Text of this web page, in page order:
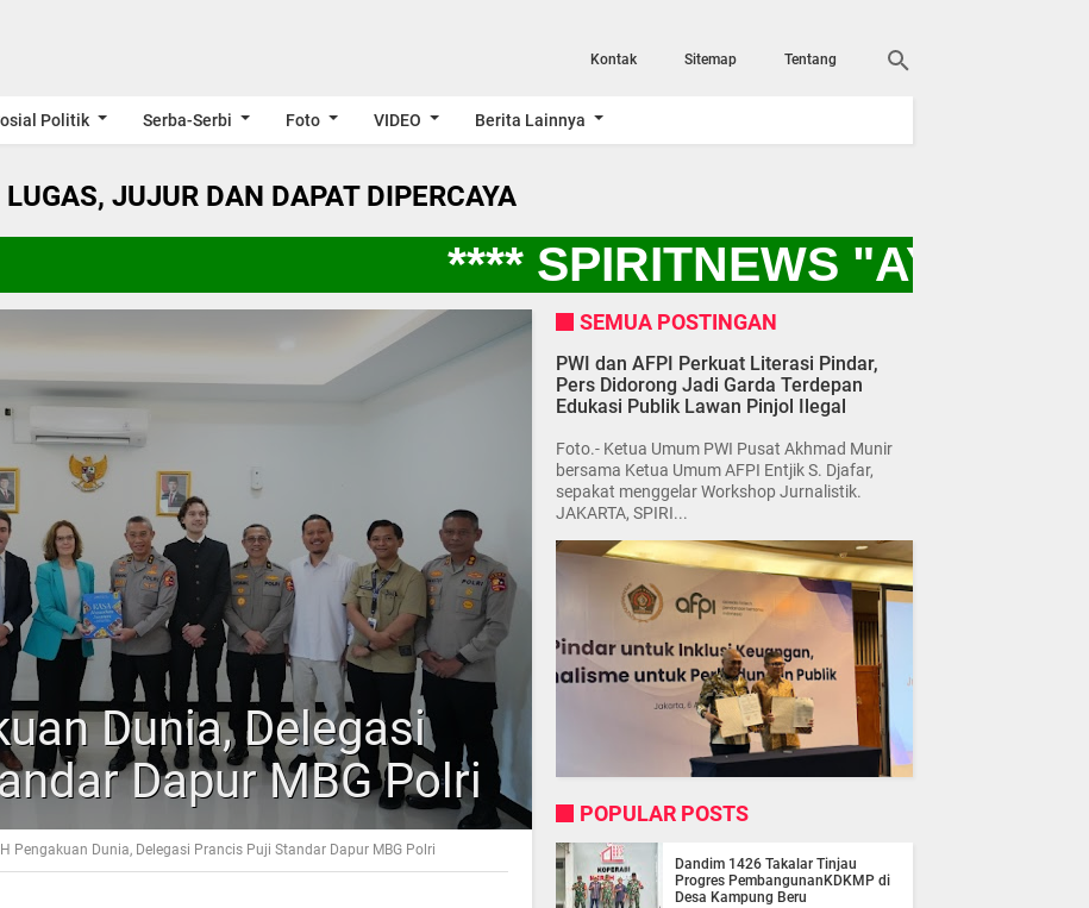
Kontak Sitemap Tentang
Politik Serba-Serbi Foto VIDEO Berita Lainnya
JUJUR DAN DAPAT DIPERCAYA
**** SPIRITNEWS "AYO KITA
Dunia, Delegasi
Dapur MBG Polri
Pengakuan Dunia, Delegasi Prancis Puji Standar Dapur MBG Polri
SEMUA POSTINGAN
PWI dan AFPI Perkuat Literasi Pindar,
Pers Didorong Jadi Garda Terdepan
Edukasi Publik Lawan Pinjol Ilegal
Foto.- Ketua Umum PWI Pusat Akhmad Munir
bersama Ketua Umum AFPI Entjik S. Djafar,
sepakat menggelar Workshop Jurnalistik.
JAKARTA, SPIRI...
POPULAR POSTS
Dandim 1426 Takalar Tinjau
Progres PembangunanKDKMP di
Desa Kampung Beru